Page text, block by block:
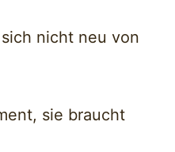
nicht neu von
sie braucht